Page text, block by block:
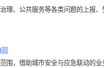
理、公共服务等各类问题的上报
围，借助城市安全与应急联动的